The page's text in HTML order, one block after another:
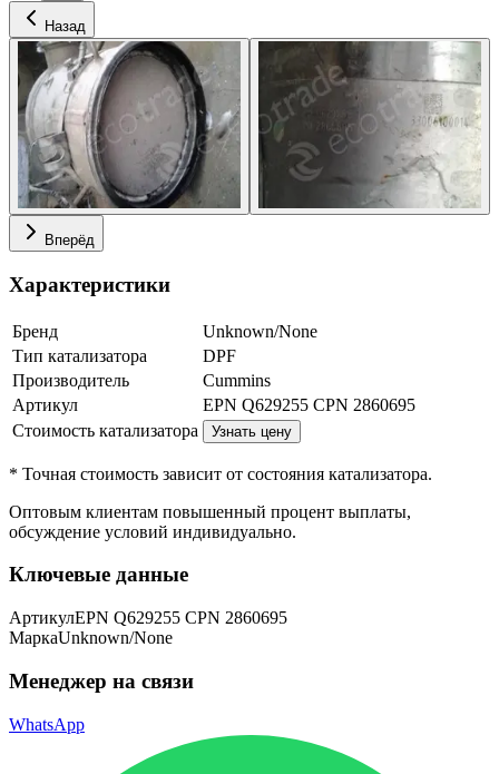
Назад
Вперёд
Характеристики
Бренд
Unknown/None
Тип катализатора
DPF
Производитель
Cummins
Артикул
EPN Q629255 CPN 2860695
Стоимость катализатора
Узнать цену
* Точная стоимость зависит от состояния катализатора.
Оптовым клиентам повышенный процент выплаты,
обсуждение условий индивидуально.
Ключевые данные
АртикулEPN Q629255 CPN 2860695
МаркаUnknown/None
Менеджер на связи
WhatsApp